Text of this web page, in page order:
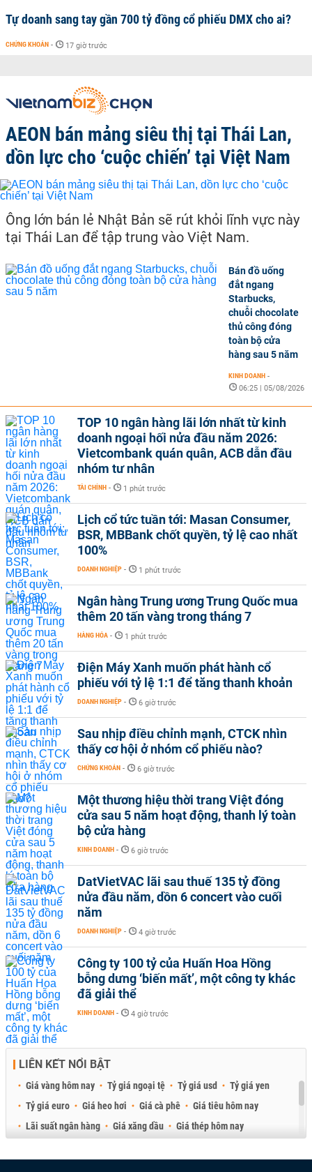
Tự doanh sang tay gần 700 tỷ đồng cổ phiếu DMX cho ai?
CHỨNG KHOÁN - 17 giờ trước
AEON bán mảng siêu thị tại Thái Lan,
dồn lực cho ‘cuộc chiến’ tại Việt Nam
Ông lớn bán lẻ Nhật Bản sẽ rút khỏi lĩnh vực này
tại Thái Lan để tập trung vào Việt Nam.
Bán đồ uống
đắt ngang
Starbucks,
chuỗi chocolate
thủ công đóng
toàn bộ cửa
hàng sau 5 năm
KINH DOANH -
06:25 | 05/08/2026
TOP 10 ngân hàng lãi lớn nhất từ kinh
doanh ngoại hối nửa đầu năm 2026:
Vietcombank quán quân, ACB dẫn đầu
nhóm tư nhân
TÀI CHÍNH - 1 phút trước
Lịch cổ tức tuần tới: Masan Consumer,
BSR, MBBank chốt quyền, tỷ lệ cao nhất
100%
DOANH NGHIỆP - 1 phút trước
Ngân hàng Trung ương Trung Quốc mua
thêm 20 tấn vàng trong tháng 7
HÀNG HÓA - 1 phút trước
Điện Máy Xanh muốn phát hành cổ
phiếu với tỷ lệ 1:1 để tăng thanh khoản
DOANH NGHIỆP - 6 giờ trước
Sau nhịp điều chỉnh mạnh, CTCK nhìn
thấy cơ hội ở nhóm cổ phiếu nào?
CHỨNG KHOÁN - 6 giờ trước
Một thương hiệu thời trang Việt đóng
cửa sau 5 năm hoạt động, thanh lý toàn
bộ cửa hàng
KINH DOANH - 6 giờ trước
DatVietVAC lãi sau thuế 135 tỷ đồng
nửa đầu năm, dồn 6 concert vào cuối
năm
DOANH NGHIỆP - 4 giờ trước
Công ty 100 tỷ của Huấn Hoa Hồng
bỗng dưng ‘biến mất’, một công ty khác
đã giải thể
KINH DOANH - 4 giờ trước
LIÊN KẾT NỔI BẬT
Giá vàng hôm nay Tỷ giá ngoại tệ Tỷ giá usd
Tỷ giá yen
Tỷ giá euro
Giá heo hơi Giá cà phê
Giá tiêu hôm nay
Lãi suất ngân hàng
Giá xăng dầu
Giá thép hôm nay